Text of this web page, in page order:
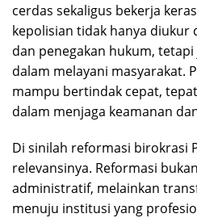
cerdas sekaligus bekerja
kepolisian tidak hanya diukur
dan penegakan hukum,
dalam melayani masyarakat.
mampu bertindak cepat,
dalam menjaga keamanan
Di sinilah reformasi birokrasi
relevansinya. Reformasi
administratif, melainkan
menuju institusi yang